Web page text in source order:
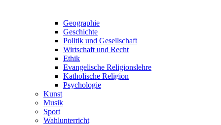
Geographie
Geschichte
Politik und Gesellschaft
Wirtschaft und Recht
Ethik
Evangelische Religionslehre
Katholische Religion
Psychologie
Kunst
Musik
Sport
Wahlunterricht